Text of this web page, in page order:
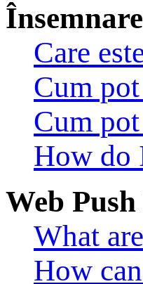
Care
Cum
Cum
How do
Web
What
How